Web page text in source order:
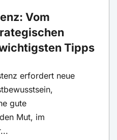
Vom
Tipps
erfordert neue
gute
Mut, im